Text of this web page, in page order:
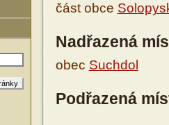
část obce
Nadřazená
obec Suchdol
Podřazená